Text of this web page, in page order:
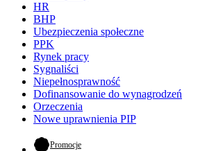
HR
BHP
Ubezpieczenia społeczne
PPK
Rynek pracy
Sygnaliści
Niepełnosprawność
Dofinansowanie do wynagrodzeń
Orzeczenia
Nowe uprawnienia PIP
Promocje- otwiera się w nowej karcie